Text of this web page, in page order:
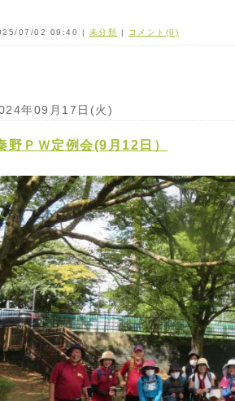
07/02 09:40 | 未分類 コメント(0)
年09月17日(火)
野ＰＷ定例会(9月12日）